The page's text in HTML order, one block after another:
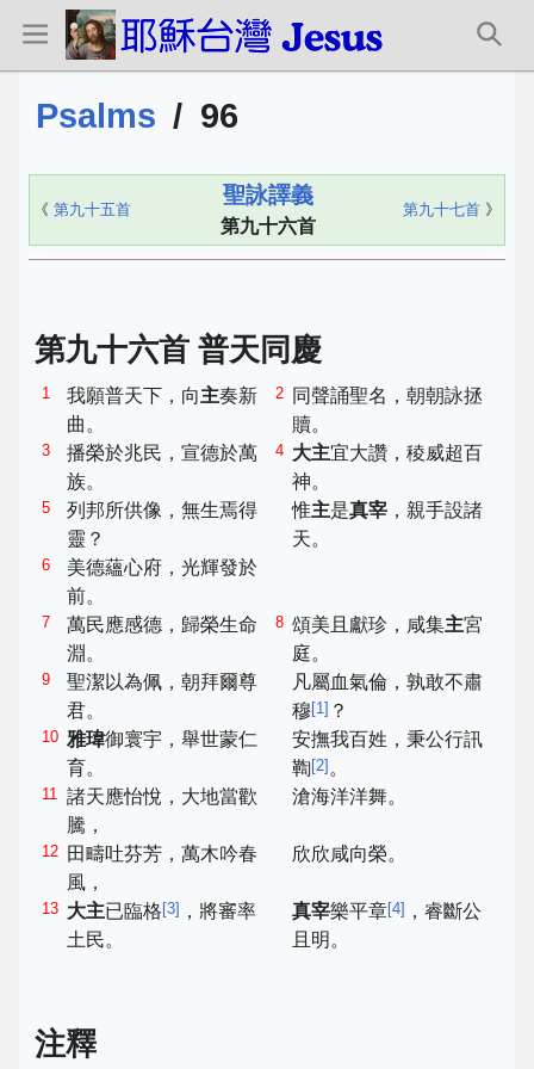
Psalms / 96
《 第九十五首
聖詠譯義
第九十六首
第九十七首 》
第九十六首 普天同慶
1 我願普天下，向主奏新
曲。
2 同聲誦聖名，朝朝詠拯
贖。
3
播榮於兆民，宣德於萬
族。
4 大主宜大讚，稜威超百
神。
5
列邦所供像，無生焉得
靈？
惟主是真宰 ，親手設諸
天。
6
美德蘊心府，光輝發於
前。
7
萬民應感德，歸榮生命
淵。
8 頌美且獻珍，咸集主宮
庭。
9
聖潔以為佩，朝拜爾尊
君。
凡屬血氣倫，孰敢不肅
穆[1] ？
10 雅瑋御寰宇，舉世蒙仁
育。
安撫我百姓，秉公行訊
鞫[2] 。
11 諸天應怡悅，大地當歡
騰，
滄海洋洋舞。
12 田疇吐芬芳，萬木吟春
風，
欣欣咸向榮。
13 大主已臨格 [3] ，將審率
土民。
真宰樂平章[4] ，睿斷公
且明。
注釋